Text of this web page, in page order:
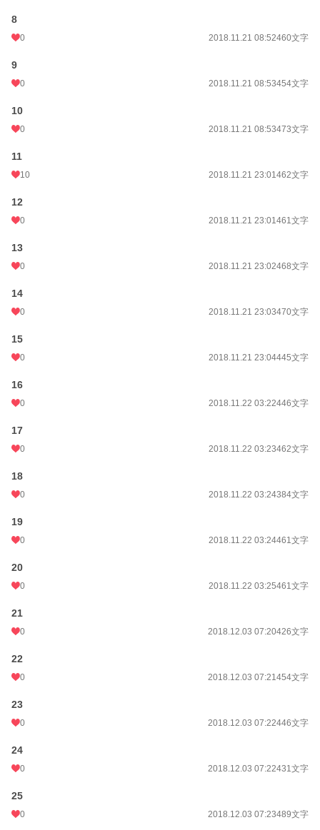
8
0 2018.11.21 08:52460文字
9
0 2018.11.21 08:53454文字
10
0 2018.11.21 08:53473文字
11
10 2018.11.21 23:01462文字
12
0 2018.11.21 23:01461文字
13
0 2018.11.21 23:02468文字
14
0 2018.11.21 23:03470文字
15
0 2018.11.21 23:04445文字
16
0 2018.11.22 03:22446文字
17
0 2018.11.22 03:23462文字
18
0 2018.11.22 03:24384文字
19
0 2018.11.22 03:24461文字
20
0 2018.11.22 03:25461文字
21
0 2018.12.03 07:20426文字
22
0 2018.12.03 07:21454文字
23
0 2018.12.03 07:22446文字
24
0 2018.12.03 07:22431文字
25
0 2018.12.03 07:23489文字